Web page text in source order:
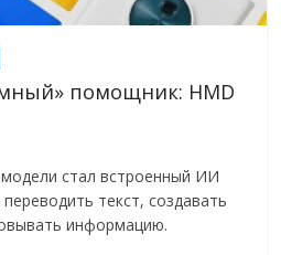
помощник: HMD
стал встроенный ИИ
текст, создавать
информацию.